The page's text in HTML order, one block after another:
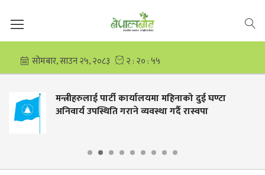
दुई घण्टा
योजना कार्यान्वयनमा जुट्यो